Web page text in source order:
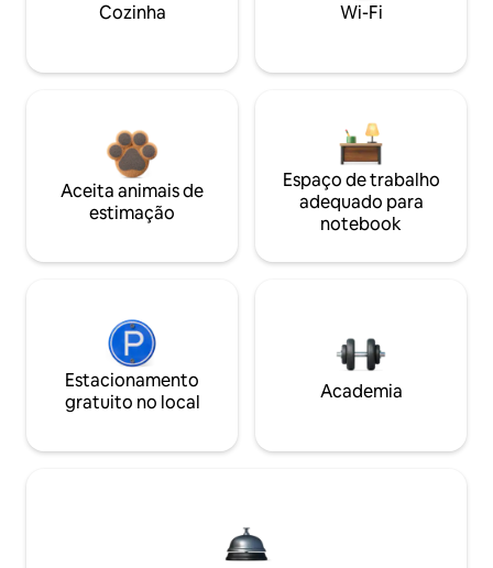
Cozinha Wi-Fi
Aceita animais de
estimação
Espaço de trabalho
adequado para
notebook
Estacionamento
gratuito no local
Academia